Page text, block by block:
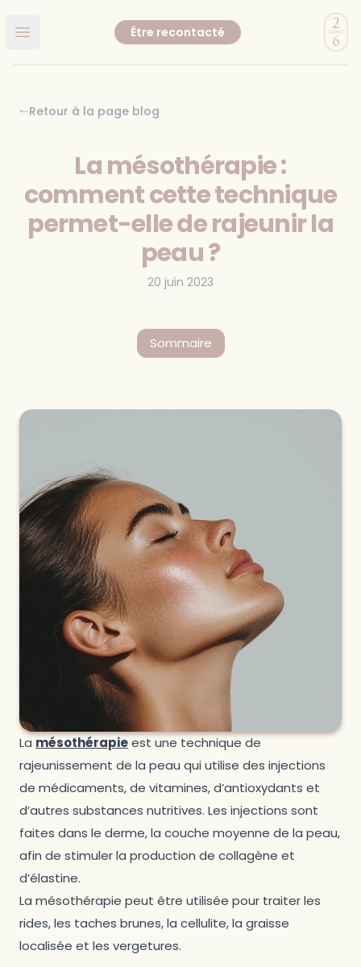
Ouvrir le menu principalÊtre recontacté
Clinic
Retour à la page blog
La mésothérapie :
comment cette technique
permet-elle de rajeunir la
peau ?
20 juin 2023
Sommaire
La mésothérapieest une technique de
rajeunissement de la peau qui utilise des injections
de médicaments, de vitamines, d’antioxydants et
d’autres substances nutritives. Les injections sont
faites dans le derme, la couche moyenne de la peau,
afin de stimuler la production de collagène et
d’élastine.
La mésothérapie peut être utilisée pour traiter les
rides, les taches brunes, la cellulite, la graisse
localisée et les vergetures.